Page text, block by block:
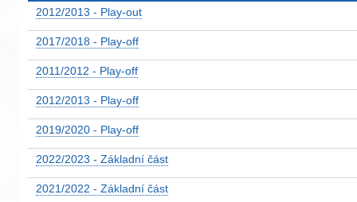
2012/2013 - Play-out
2017/2018 - Play-off
2011/2012 - Play-off
2012/2013 - Play-off
2019/2020 - Play-off
2022/2023 - Základní část
2021/2022 - Základní část